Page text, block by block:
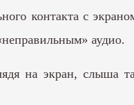
контакта с
аудио.
на экран, слыша